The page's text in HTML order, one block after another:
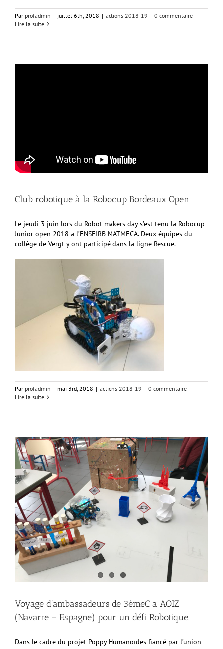
Par profadmin | juillet 6th, 2018 | actions 2018-19 | 0 commentaire
Lire la suite
Club robotique à la Robocup Bordeaux Open
Le jeudi 3 juin lors du Robot makers day s’est tenu la Robocup
Junior open 2018 a l’ENSEIRB MATMECA. Deux équipes du
collège de Vergt y ont participé dans la ligne Rescue.
Par profadmin | mai 3rd, 2018 | actions 2018-19 | 0 commentaire
Lire la suite
Voyage d’ambassadeurs de 3èmeC a AOIZ
(Navarre – Espagne) pour un défi Robotique.
Dans le cadre du projet Poppy Humanoïdes fiancé par l’union